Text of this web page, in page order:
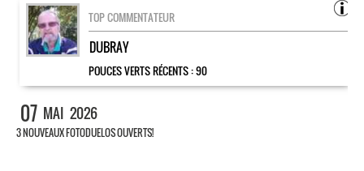
TOP COMMENTATEUR
DUBRAY
POUCES VERTS RÉCENTS :90
07 MAI 2026
3 NOUVEAUX FOTODUELOS OUVERTS!